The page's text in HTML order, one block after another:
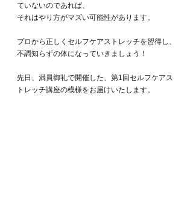
ていないのであれば、
それはやり方がマズい可能性があります。
プロから正しくセルフケアストレッチを習得し、
不調知らずの体になっていきましょう！
先日、満員御礼で開催した、第1回セルフケアス
トレッチ講座の模様をお届けいたします。